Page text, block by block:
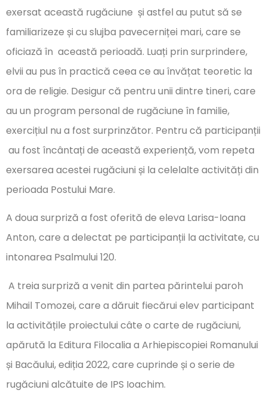
exersat această rugăciune și astfel au putut să se
familiarizeze și cu slujba pavecerniței mari, care se
oficiază în această perioadă. Luați prin surprindere,
elvii au pus în practică ceea ce au învățat teoretic la
ora de religie. Desigur că pentru unii dintre tineri, care
au un program personal de rugăciune în familie,
exercițiul nu a fost surprinzător. Pentru că participanții
au fost încântați de această experiență, vom repeta
exersarea acestei rugăciuni și la celelalte activități din
perioada Postului Mare.
A doua surpriză a fost oferită de eleva Larisa-Ioana
Anton, care a delectat pe participanții la activitate, cu
intonarea Psalmului 120.
A treia surpriză a venit din partea părintelui paroh
Mihail Tomozei, care a dăruit fiecărui elev participant
la activitățile proiectului câte o carte de rugăciuni,
apărută la Editura Filocalia a Arhiepiscopiei Romanului
și Bacăului, ediția 2022, care cuprinde și o serie de
rugăciuni alcătuite de IPS Ioachim.